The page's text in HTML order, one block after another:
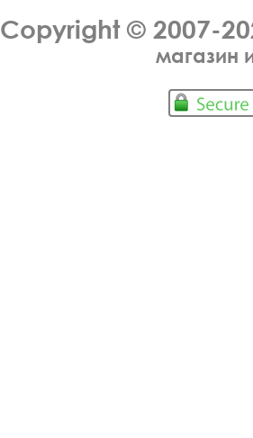
Copyright © 2007-
магазин